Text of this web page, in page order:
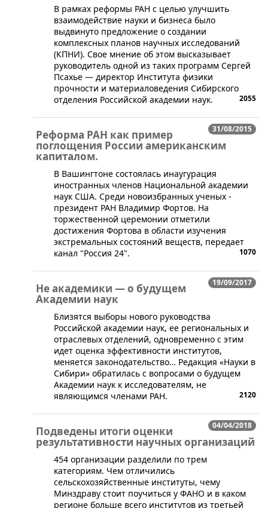
​В рамках реформы РАН с целью улучшить
взаимодействие науки и бизнеса было
выдвинуто предложение о создании
комплексных планов научных исследований
(КПНИ). Свое мнение об этом высказывает
руководитель одной из таких программ Сергей
Псахье — директор Института физики
прочности и материаловедения Сибирского
отделения Российской академии наук.
2055
31/08/2015
Реформа РАН как пример
поглощения России американским
капиталом.
В Вашингтоне состоялась инаугурация
иностранных членов Национальной академии
наук США. Среди новоизбранных ученых -
президент РАН Владимир Фортов. На
торжественной церемонии отметили
достижения Фортова в области изучения
экстремальных состояний веществ, передает
канал "Россия 24".
1070
19/09/2017
Не академики — о будущем
Академии наук
​Близятся выборы нового руководства
Российской академии наук, ее региональных и
отраслевых отделений, одновременно с этим
идет оценка эффективности институтов,
меняется законодательство… Редакция «Науки в
Сибири» обратилась с вопросами о будущем
Академии наук к исследователям, не
являющимся членами РАН.
2120
04/04/2018
Подведены итоги оценки
результативности научных организаций
454 организации разделили по трем
категориям. Чем отличились
сельскохозяйственные институты, чему
Минздраву стоит поучиться у ФАНО и в каком
регионе больше всего институтов из третьей